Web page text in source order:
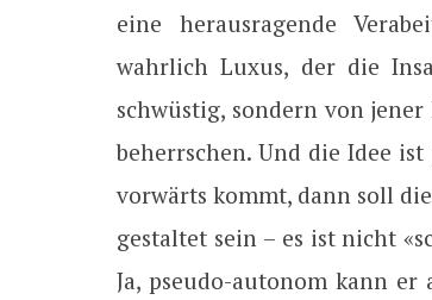
eine herausragende
wahrlich Luxus, der die
schwüstig, sondern von
beherrschen. Und die Idee
vorwärts kommt, dann soll
gestaltet sein – es ist nicht
Ja, pseudo-autonom kann er